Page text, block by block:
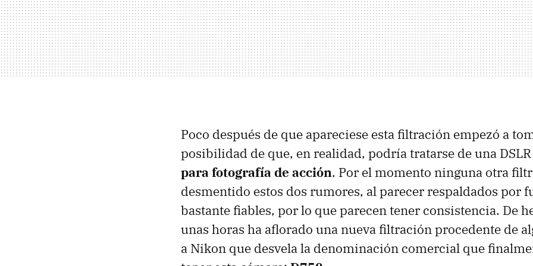
Poco después de que apareciese esta filtración empezó a
posibilidad de que, en realidad, podría tratarse de una
para fotografía de acción. Por el momento ninguna otra
desmentido estos dos rumores, al parecer respaldados por
bastante fiables, por lo que parecen tener consistencia. De
unas horas ha aflorado una nueva filtración procedente de
a Nikon que desvela la denominación comercial que